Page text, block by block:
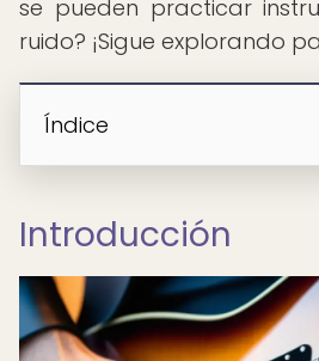
se pueden practicar
ruido? ¡Sigue explorando
Índice
Introducción